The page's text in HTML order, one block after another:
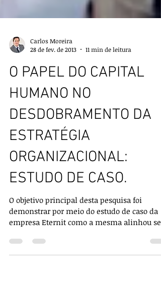
Carlos Moreira
28 de fev. de 2013
11 min de leitura
O PAPEL DO CAPITAL
HUMANO NO
DESDOBRAMENTO DA
ESTRATÉGIA
ORGANIZACIONAL:
ESTUDO DE CASO.
O objetivo principal desta pesquisa foi
demonstrar por meio do estudo de caso da
capital humano...